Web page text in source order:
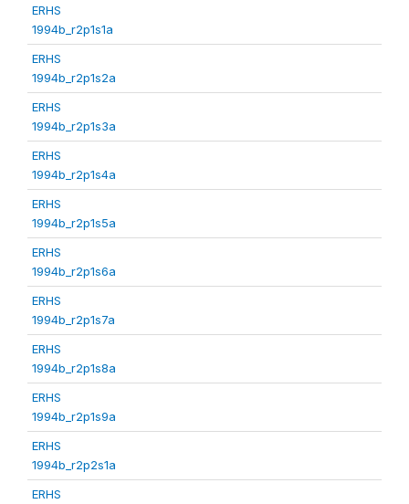
ERHS
1994b_r2p1s1a
ERHS
1994b_r2p1s2a
ERHS
1994b_r2p1s3a
ERHS
1994b_r2p1s4a
ERHS
1994b_r2p1s5a
ERHS
1994b_r2p1s6a
ERHS
1994b_r2p1s7a
ERHS
1994b_r2p1s8a
ERHS
1994b_r2p1s9a
ERHS
1994b_r2p2s1a
ERHS